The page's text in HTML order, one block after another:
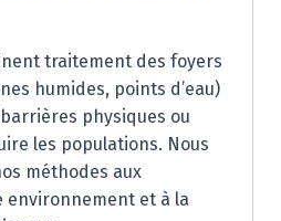
traitement des foyers
humides, points d’eau)
physiques ou
les populations. Nous
méthodes aux
environnement et à la